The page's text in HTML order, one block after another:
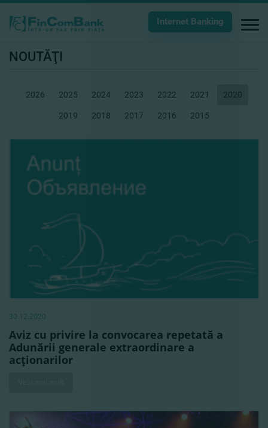
Internet Banking
NOUTĂŢI
2026 2025 2024 2023 2022 2021 2020
2019 2018 2017 2016 2015
30.12.2020
Aviz cu privire la convocarea repetată a
Adunării generale extraordinare a
acţionarilor